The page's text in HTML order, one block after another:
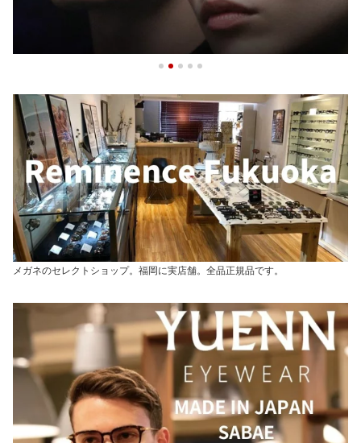
メガネのセレクトショップ。福岡に実店舗。全品正規品です。